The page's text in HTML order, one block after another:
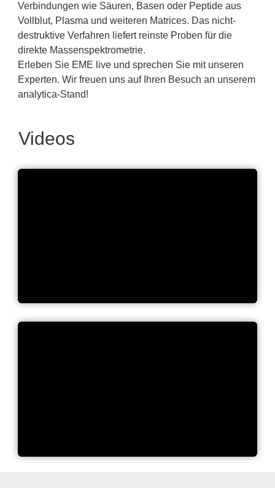
Verbindungen wie Säuren, Basen oder Peptide aus
Vollblut, Plasma und weiteren Matrices. Das nicht-
destruktive Verfahren liefert reinste Proben für die
direkte Massenspektrometrie.
Erleben Sie EME live und sprechen Sie mit unseren
Experten. Wir freuen uns auf Ihren Besuch an unserem
analytica-Stand!
Videos